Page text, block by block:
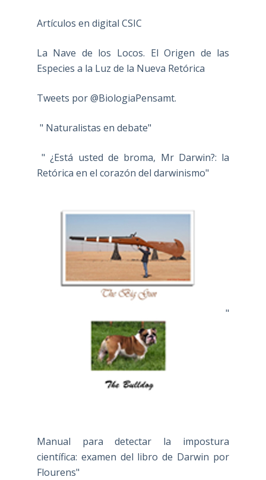
Artículos en digital CSIC
La Nave de los Locos. El Origen de las
Especies a la Luz de la Nueva Retórica
Tweets por @BiologiaPensamt.
" Naturalistas en debate"
" ¿Está usted de broma, Mr Darwin?: la
Retórica en el corazón del darwinismo"
"
Manual para detectar la impostura
científica: examen del libro de Darwin por
Flourens"